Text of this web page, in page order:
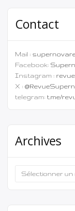
Contact
Mail :
Facebook:
Instagram :
X :
telegram: t.me/
Archives